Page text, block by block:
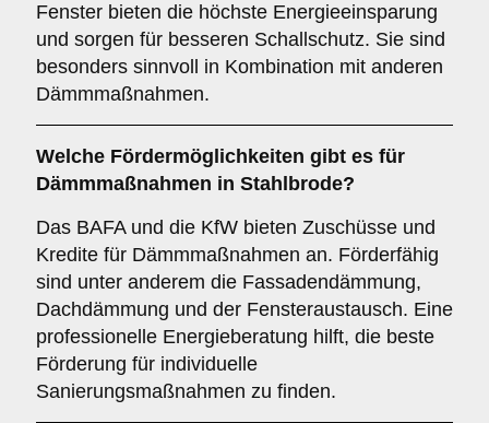
Fenster bieten die höchste Energieeinsparung
und sorgen für besseren Schallschutz. Sie sind
besonders sinnvoll in Kombination mit anderen
Dämmmaßnahmen.
Welche Fördermöglichkeiten gibt es für
Dämmmaßnahmen in Stahlbrode?
Das BAFA und die KfW bieten Zuschüsse und
Kredite für Dämmmaßnahmen an. Förderfähig
sind unter anderem die Fassadendämmung,
Dachdämmung und der Fensteraustausch. Eine
professionelle Energieberatung hilft, die beste
Förderung für individuelle
Sanierungsmaßnahmen zu finden.